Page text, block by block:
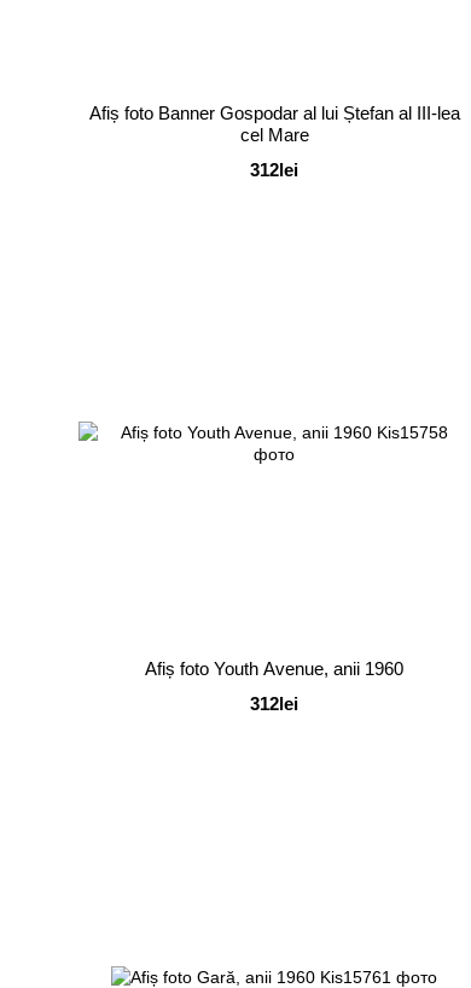
Afiș foto Banner Gospodar al lui Ștefan al III-lea
cel Mare
312lei
Afiș foto Youth Avenue, anii 1960
312lei